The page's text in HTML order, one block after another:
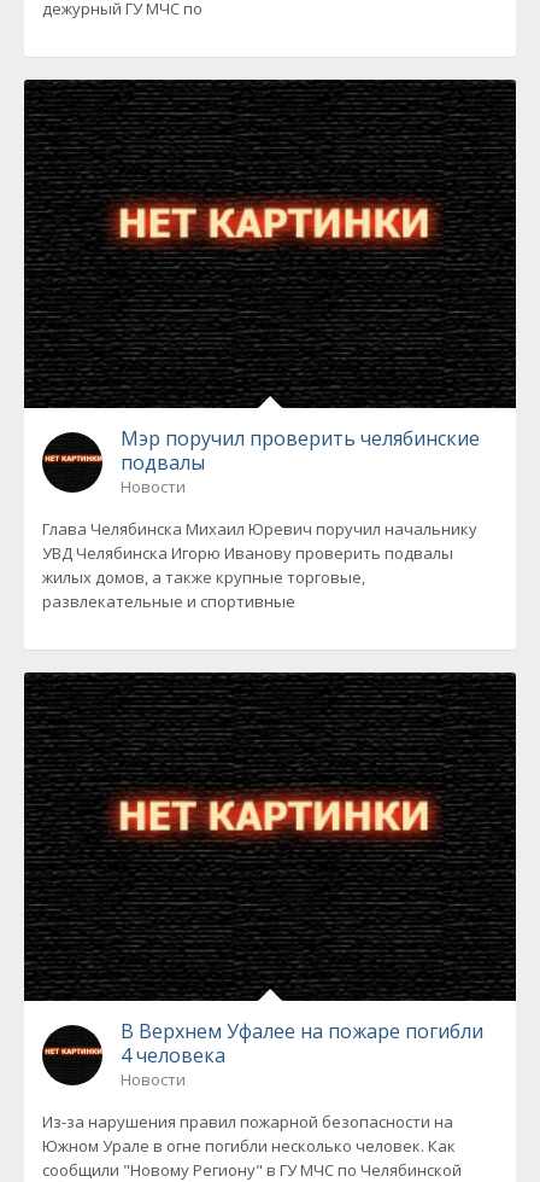
дежурный ГУ МЧС по
Мэр поручил проверить челябинские
подвалы
Новости
Глава Челябинска Михаил Юревич поручил начальнику
УВД Челябинска Игорю Иванову проверить подвалы
жилых домов, а также крупные торговые,
развлекательные и спортивные
В Верхнем Уфалее на пожаре погибли
4 человека
Новости
Из-за нарушения правил пожарной безопасности на
Южном Урале в огне погибли несколько человек. Как
сообщили "Новому Региону" в ГУ МЧС по Челябинской